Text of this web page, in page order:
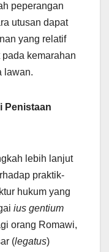
peperangan
utusan dapat
yang relatif
kemarahan
lawan.
Penistaan
lebih lanjut
praktik-
hukum yang
ius gentium
orang Romawi,
(legatus)